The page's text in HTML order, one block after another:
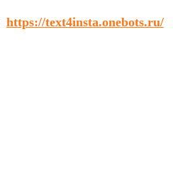
https://text4insta.onebots.ru/